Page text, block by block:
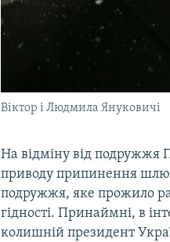
Віктор і Людмила Януковичі
На відміну від подружжя
приводу припинення
подружжя, яке прожило
гідності. Принаймні, в
колишній президент